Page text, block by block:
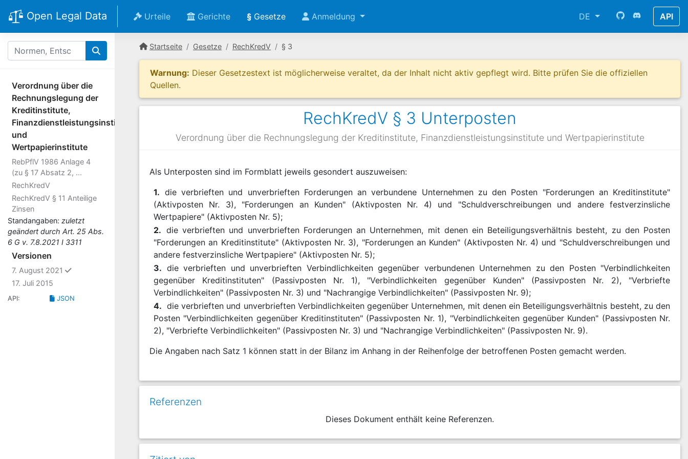
Open Legal Data Urteile Gerichte § Gesetze Anmeldung DE API
Verordnung über die
Rechnungslegung der
Kreditinstitute,
Finanzdienstleistungsinstitute
und
Wertpapierinstitute
RebPflV 1986 Anlage 4
(zu § 17 Absatz 2, ...
RechKredV
RechKredV § 11 Anteilige
Zinsen
Standangaben: zuletzt
geändert durch Art. 25 Abs.
6 G v. 7.8.2021 I 3311
Versionen
7. August 2021
ausgewählt
17. Juli 2015
API: JSON
Startseite Gesetze RechKredV § 3
Warnung: Dieser Gesetzestext ist möglicherweise veraltet, da der Inhalt nicht aktiv gepflegt wird. Bitte prüfen Sie die offiziellen
Quellen.
RechKredV § 3 Unterposten
Verordnung über die Rechnungslegung der Kreditinstitute, Finanzdienstleistungsinstitute und Wertpapierinstitute
Als Unterposten sind im Formblatt jeweils gesondert auszuweisen:
1. die verbrieften und unverbrieften Forderungen an verbundene Unternehmen zu den Posten "Forderungen an Kreditinstitute"
(Aktivposten Nr. 3), "Forderungen an Kunden" (Aktivposten Nr. 4) und "Schuldverschreibungen und andere festverzinsliche
Wertpapiere" (Aktivposten Nr. 5);
2. die verbrieften und unverbrieften Forderungen an Unternehmen, mit denen ein Beteiligungsverhältnis besteht, zu den Posten
"Forderungen an Kreditinstitute" (Aktivposten Nr. 3), "Forderungen an Kunden" (Aktivposten Nr. 4) und "Schuldverschreibungen und
andere festverzinsliche Wertpapiere" (Aktivposten Nr. 5);
3. die verbrieften und unverbrieften Verbindlichkeiten gegenüber verbundenen Unternehmen zu den Posten "Verbindlichkeiten
gegenüber Kreditinstituten" (Passivposten Nr. 1), "Verbindlichkeiten gegenüber Kunden" (Passivposten Nr. 2), "Verbriefte
Verbindlichkeiten" (Passivposten Nr. 3) und "Nachrangige Verbindlichkeiten" (Passivposten Nr. 9);
4. die verbrieften und unverbrieften Verbindlichkeiten gegenüber Unternehmen, mit denen ein Beteiligungsverhältnis besteht, zu den
Posten "Verbindlichkeiten gegenüber Kreditinstituten" (Passivposten Nr. 1), "Verbindlichkeiten gegenüber Kunden" (Passivposten Nr.
2), "Verbriefte Verbindlichkeiten" (Passivposten Nr. 3) und "Nachrangige Verbindlichkeiten" (Passivposten Nr. 9).
Die Angaben nach Satz 1 können statt in der Bilanz im Anhang in der Reihenfolge der betroffenen Posten gemacht werden.
Referenzen
Dieses Dokument enthält keine Referenzen.